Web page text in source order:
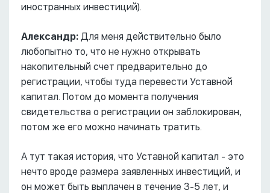
иностранных инвестиций).
Александр: Для меня действительно было
любопытно то, что не нужно открывать
накопительный счет предварительно до
регистрации, чтобы туда перевести Уставной
капитал. Потом до момента получения
свидетельства о регистрации он заблокирован,
потом же его можно начинать тратить.
А тут такая история, что Уставной капитал - это
нечто вроде размера заявленных инвестиций, и
он может быть выплачен в течение 3-5 лет, и